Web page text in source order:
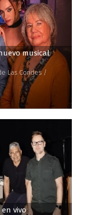
musical
Las Condes /
vivo